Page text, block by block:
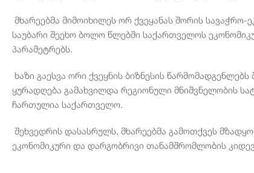
მხარეებმა მიმოიხილეს ორ ქვეყანას შორის
საუბარი შეეხო ბოლო წლებში საქართველოს
პარამეტრებს.
ხაზი გაესვა ორი ქვეყნის ბიზნესის
ყურადღება გამახვილდა რეგიონული მნიშვნელობის
ჩართულია საქართველო.
შეხვედრის დასასრულს, მხარეებმა გამოთქვეს
ეკონომიკური და დარგობრივი თანამშრომლობის